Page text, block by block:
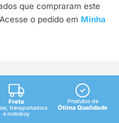
que compraram este
o pedido em Minha
Frete
transportadora
e motoboy
Produtos de
Ótima Qualidade